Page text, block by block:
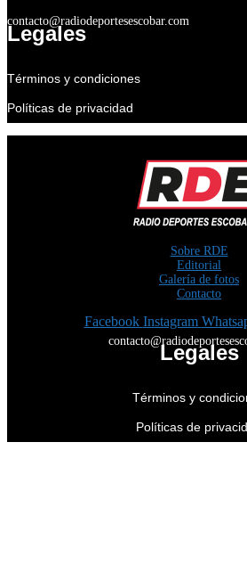
contacto@radiodeportesescobar.com
Legales
Términos y condiciones
Políticas de privacidad
Sobre RDE
Editorial
Galería de fotos
Contacto
Facebook Instagram
Legales
Términos y
Políticas de